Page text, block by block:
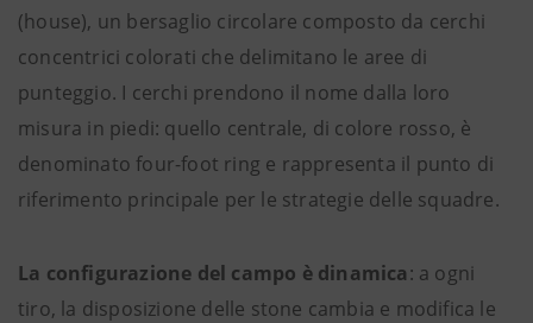
(house), un bersaglio circolare composto da cerchi
concentrici colorati che delimitano le aree di
punteggio. I cerchi prendono il nome dalla loro
misura in piedi: quello centrale, di colore rosso, è
denominato four-foot ring e rappresenta il punto di
riferimento principale per le strategie delle squadre.
La configurazione del campo è dinamica: a ogni
tiro, la disposizione delle stone cambia e modifica le